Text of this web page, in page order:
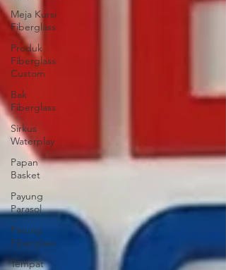
Meja Kursi
Fiberglass
Produk
Fiberglass
Custom
Bak
Fiberglass
Sirkus
Waterplay
Papan
Basket
Payung
Parasol
Patung
Fiberglass
Tempat